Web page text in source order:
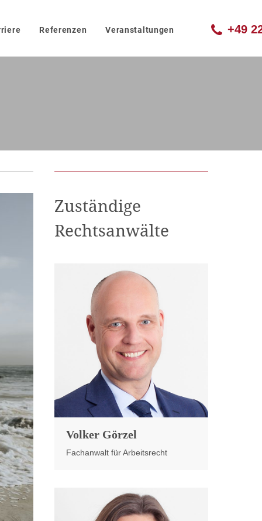
Referenzen Veranstaltungen +49
Zuständige
Rechtsanwälte
Volker Görzel
Fachanwalt für Arbeitsrecht